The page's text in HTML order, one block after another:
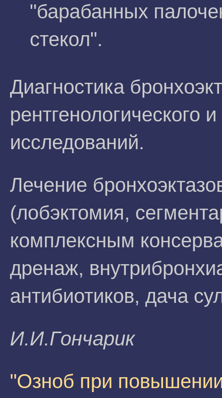
"барабанных
стекол".
Диагностика
рентгенологического
исследований.
Лечение
(лобэктомия,
комплексным
дренаж,
антибиотиков, дача
И.И.Гoнчapик
"Озноб при